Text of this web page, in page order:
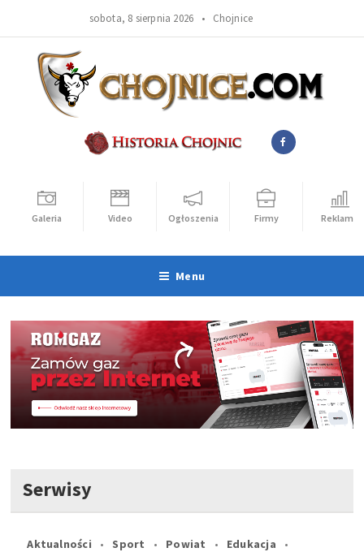
sobota, 8 sierpnia 2026 • Chojnice
Galeria Video Ogłoszenia Firmy Reklama
Menu
Serwisy
Aktualności Sport Powiat
Edukacja